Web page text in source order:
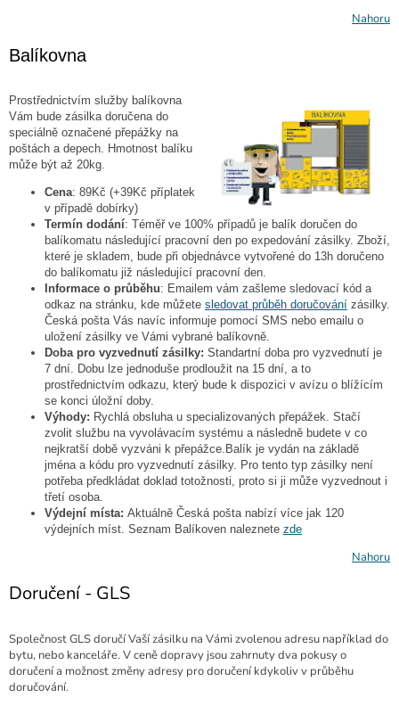
Nahoru
Balíkovna
Prostřednictvím služby balíkovna
Vám bude zásilka doručena do
speciálně označené přepážky na
poštách a depech. Hmotnost balíku
může být až 20kg.
Cena: 89Kč (+39Kč příplatek
v případě dobírky)
Termín dodání: Téměř ve 100% případů je balík doručen do
balíkomatu následující pracovní den po expedování zásilky. Zboží,
které je skladem, bude při objednávce vytvořené do 13h doručeno
do balíkomatu již následující pracovní den.
Informace o průběhu: Emailem vám zašleme sledovací kód a
odkaz na stránku, kde můžete sledovat průběh doručování zásilky.
Česká pošta Vás navíc informuje pomocí SMS nebo emailu o
uložení zásilky ve Vámi vybrané balíkovně.
Doba pro vyzvednutí zásilky: Standartní doba pro vyzvednutí je
7 dní. Dobu lze jednoduše prodloužit na 15 dní, a to
prostřednictvím odkazu, který bude k dispozici v avízu o blížícím
se konci úložní doby.
Výhody: Rychlá obsluha u specializovaných přepážek. Stačí
zvolit službu na vyvolávacím systému a následně budete v co
nejkratší době vyzváni k přepážce.Balík je vydán na základě
jména a kódu pro vyzvednutí zásilky. Pro tento typ zásilky není
potřeba předkládat doklad totožnosti, proto si ji může vyzvednout i
třetí osoba.
Výdejní místa: Aktuálně Česká pošta nabízí více jak 120
výdejních míst. Seznam Balíkoven naleznete zde
Nahoru
Doručení - GLS
Společnost GLS doručí Vaší zásilku na Vámi zvolenou adresu například do
bytu, nebo kanceláře. V ceně dopravy jsou zahrnuty dva pokusy o
doručení a možnost změny adresy pro doručení kdykoliv v průběhu
doručování.